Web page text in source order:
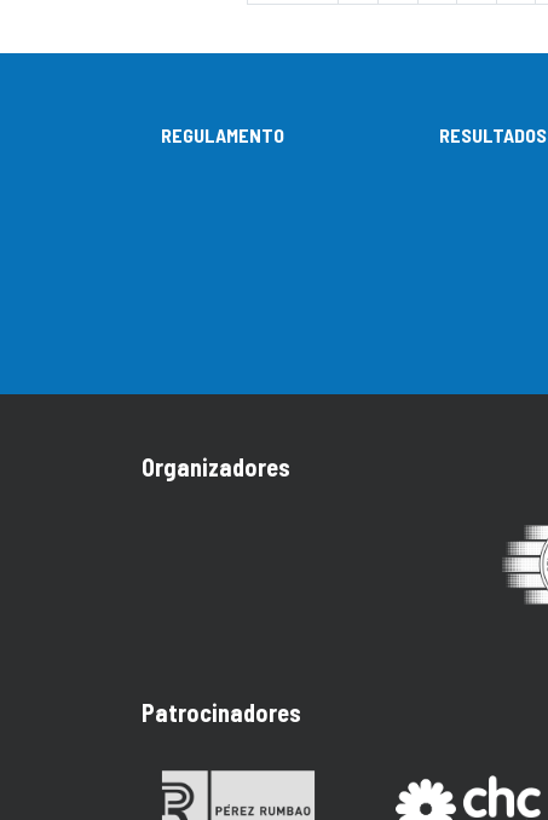
REGULAMENTO RESULTADOS
Organizadores
Patrocinadores